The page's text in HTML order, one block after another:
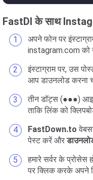
FastDl के साथ
अपने फोन पर
instagram.com को
इंस्टाग्राम पर, उस
आप डाउनलोड करना
तीन डॉट्स (●●●)
ताकि लिंक को
FastDown.to
पेस्ट करें और
हमारे सर्वर के
पर क्लिक करके अपने